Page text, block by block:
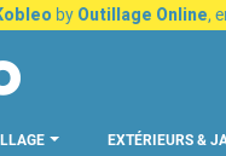
by Outillage Online,
EXTÉRIEURS &